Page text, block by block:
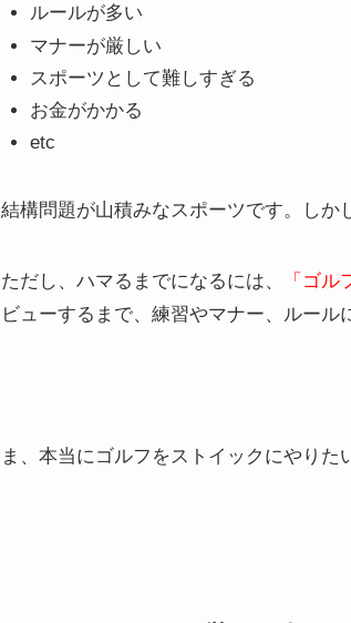
ルールが多い
マナーが厳しい
スポーツとして難しすぎる
お金がかかる
etc
結構問題が山積みなスポーツです。しか
ただし、ハマるまでになるには、 「ゴ
ビューするまで、練習やマナー、ルール
ま、本当にゴルフをストイックにやり